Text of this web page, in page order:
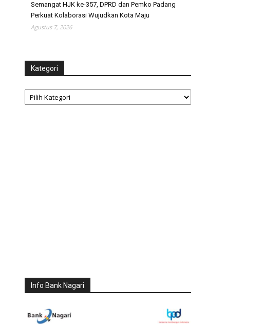
Semangat HJK ke-357, DPRD dan Pemko Padang
Perkuat Kolaborasi Wujudkan Kota Maju
Agustus 7, 2026
Kategori
Kategori
Info Bank Nagari